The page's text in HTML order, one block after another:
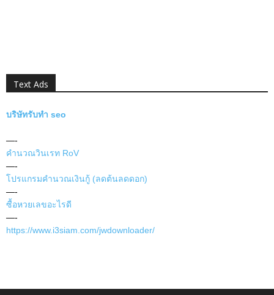
Text Ads
บริษัทรับทำ seo
—-
คำนวณวินเรท RoV
—-
โปรแกรมคำนวณเงินกู้ (ลดต้นลดดอก)
—-
ซื้อหวยเลขอะไรดี
—-
https://www.i3siam.com/jwdownloader/